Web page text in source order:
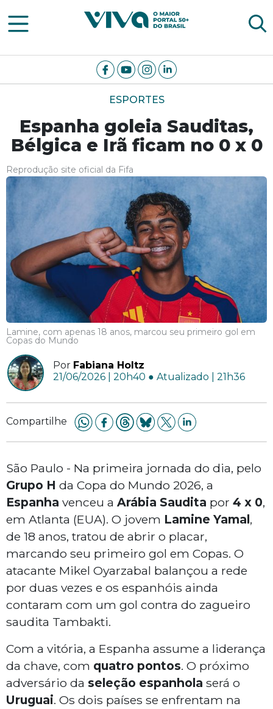
Viva Notícias
ESPORTES
Espanha goleia Sauditas,
Bélgica e Irã ficam no 0 x 0
Reprodução site oficial da Fifa
Lamine, com apenas 18 anos, marcou seu primeiro gol em
Copas do Mundo
Por Fabiana Holtz
21/06/2026 | 20h40 ● Atualizado | 21h36
Compartilhe
São Paulo - Na primeira jornada do dia, pelo
Grupo H da Copa do Mundo 2026, a
Espanha venceu a Arábia Saudita por 4 x 0,
em Atlanta (EUA). O jovem Lamine Yamal,
de 18 anos, tratou de abrir o placar,
marcando seu primeiro gol em Copas. O
atacante Mikel Oyarzabal balançou a rede
por duas vezes e os espanhóis ainda
contaram com um gol contra do zagueiro
saudita Tambakti.
Com a vitória, a Espanha assume a liderança
da chave, com quatro pontos. O próximo
adversário da seleção espanhola será o
Uruguai. Os dois países se enfrentam na